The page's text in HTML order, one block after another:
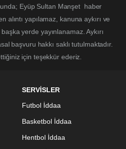
Eyüp Sultan Manşet haber
alıntı yapılamaz, kanuna aykırı ve
yerde yayınlanamaz. Aykırı
başvuru hakkı saklı tutulmaktadır.
için teşekkür ederiz.
SERVİSLER
Futbol İddaa
Basketbol İddaa
Hentbol İddaa